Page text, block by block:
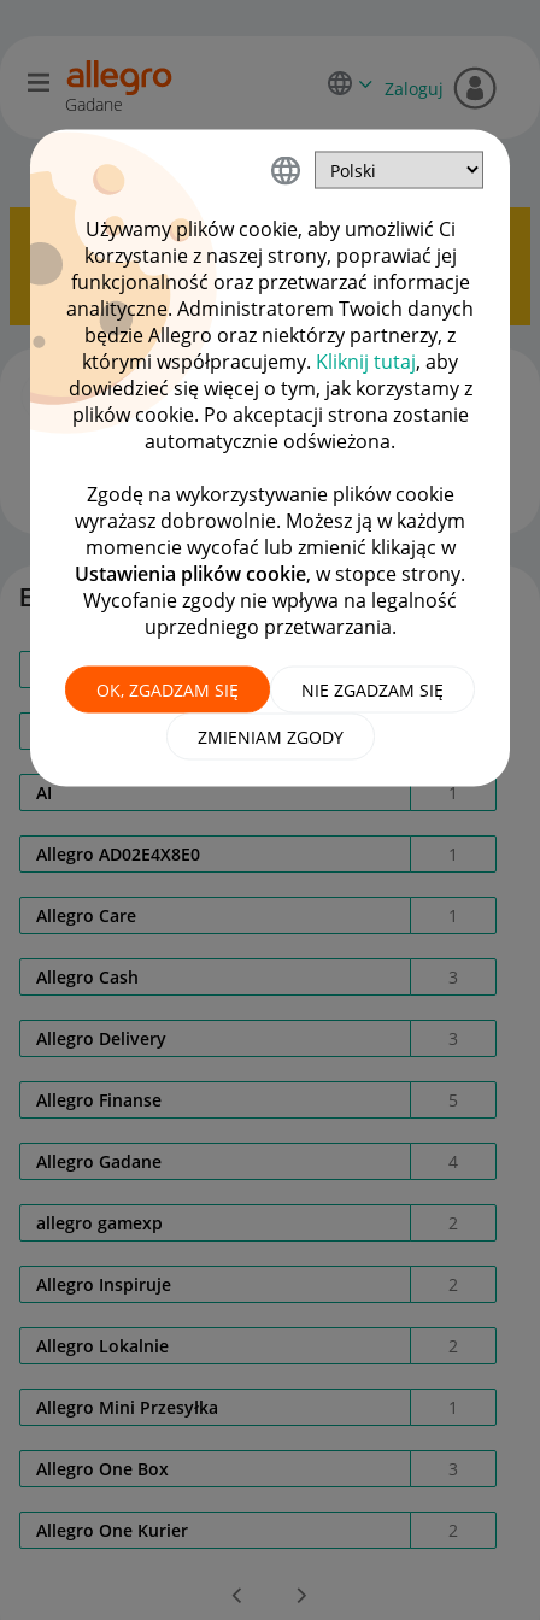
Używamy plików cookie, aby umożliwić Ci
korzystanie z naszej strony, poprawiać jej
funkcjonalność oraz przetwarzać informacje
analityczne. Administratorem Twoich danych
będzie Allegro oraz niektórzy partnerzy, z
którymi współpracujemy. Kliknij tutaj, aby
dowiedzieć się więcej o tym, jak korzystamy z
plików cookie. Po akceptacji strona zostanie
automatycznie odświeżona.
Zgodę na wykorzystywanie plików cookie
wyrażasz dobrowolnie. Możesz ją w każdym
momencie wycofać lub zmienić klikając w
Ustawienia plików cookie, w stopce strony.
Wycofanie zgody nie wpływa na legalność
uprzedniego przetwarzania.
OK, ZGADZAM SIĘ NIE ZGADZAM SIĘ
ZMIENIAM ZGODY
Gadane
Zaloguj
Dyskusje kupujących OPCJE
Pokazywanie tematów z etykietąOszustwa i
wykorzystywanie Systemów Allegro.Pokaż
wszystkie tematy
Patologia Sprzedażowa w : Kolekcje i
sztuka/ Design i Antyki/ Pozostałe/
Client:45224009z‎18-03-2026 15:28
nat_not
23ODPOWIEDZI 655 WYŚWIETLEŃ
Etykiety
@ Sa_nova
AI 1
Allegro AD02E4X8E0 1
Allegro Care 1
Allegro Cash 3
Allegro Delivery 3
Allegro Finanse 5
Allegro Gadane 4
allegro gamexp 2
Allegro Inspiruje 2
Allegro Lokalnie 2
Allegro Mini Przesyłka 1
Allegro One Box 3
Allegro One Kurier 2